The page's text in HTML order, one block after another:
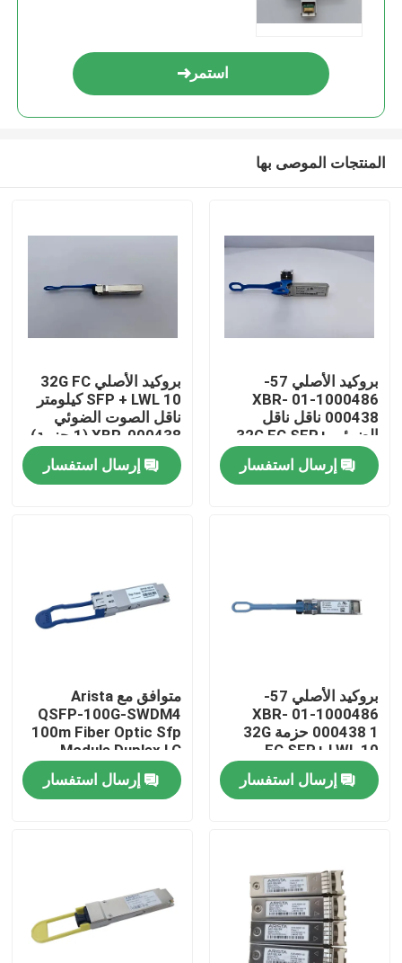
مسكن
جولة في المعمل
اتصل بنا
أخبار
وحدة بصرية 400G/800G
وحدة 100G QSFP28
استمر
المنتجات الموصى بها
بروكيد الأصلي 57-
1000486-01 XBR-
000438 ناقل ناقل
الضوئي 32G FC SFP+
LWL 10 كم 1 حزمة
ناقلات الألياف الضوئية
إرسال استفسار
بروكيد الأصلي 32G FC
SFP + LWL 10 كيلومتر
ناقل الصوت الضوئي
XBR-000438 (1 حزمة)
للاستخدام بالألياف
الضوئية نموذج FC64-48
إرسال استفسار
بروكيد الأصلي 57-
1000486-01 XBR-
000438 1 حزمة 32G
FC SFP+ LWL 10
كيلومترات ناقل ناقل
بصري للفايبر بروكيد
FC64- 48
إرسال استفسار
متوافق مع Arista
QSFP-100G-SWDM4
100m Fiber Optic Sfp
Module Duplex LC
MMF
إرسال استفسار